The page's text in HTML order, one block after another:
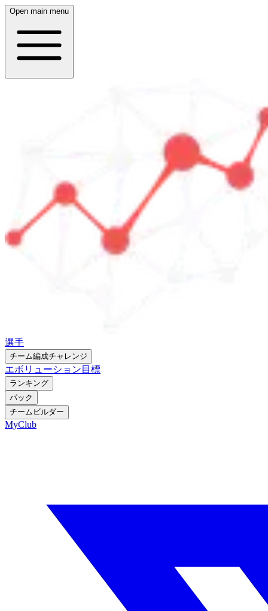
Open main menu
選手
チーム編成チャレンジ
エボリューション 目標
ランキング
パック
チームビルダー
MyClub